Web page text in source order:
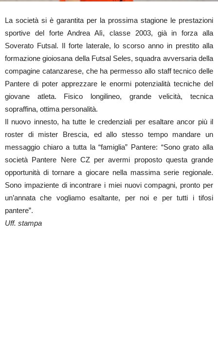
La società si è garantita per la prossima stagione le prestazioni
sportive del forte Andrea Alì, classe 2003, già in forza alla
Soverato Futsal. Il forte laterale, lo scorso anno in prestito alla
formazione gioiosana della Futsal Seles, squadra avversaria della
compagine catanzarese, che ha permesso allo staff tecnico delle
Pantere di poter apprezzare le enormi potenzialità tecniche del
giovane atleta. Fisico longilineo, grande velicità, tecnica
sopraffina, ottima personalità.
Il nuovo innesto, ha tutte le credenziali per esaltare ancor più il
roster di mister Brescia, ed allo stesso tempo mandare un
messaggio chiaro a tutta la “famiglia” Pantere: “Sono grato alla
società Pantere Nere CZ per avermi proposto questa grande
opportunità di tornare a giocare nella massima serie regionale.
Sono impaziente di incontrare i miei nuovi compagni, pronto per
un’annata che vogliamo esaltante, per noi e per tutti i tifosi
pantere”.
Uff. stampa